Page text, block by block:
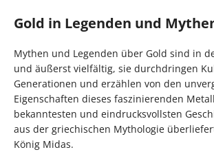
Gold in Legenden und
Mythen und Legenden über Gold sind in
und äußerst vielfältig, sie durchdringen
Generationen und erzählen von den
Eigenschaften dieses faszinierenden
bekanntesten und eindrucksvollsten
aus der griechischen Mythologie
König Midas.